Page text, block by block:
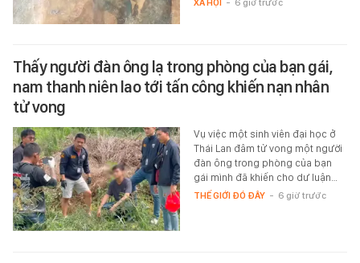
XÃ HỘI - 6 giờ trước
Thấy người đàn ông lạ trong phòng của bạn gái,
nam thanh niên lao tới tấn công khiến nạn nhân
tử vong
Vụ việc một sinh viên đại học ở
Thái Lan đâm tử vong một người
đàn ông trong phòng của bạn
gái mình đã khiến cho dư luận…
THẾ GIỚI ĐÓ ĐÂY - 6 giờ trước